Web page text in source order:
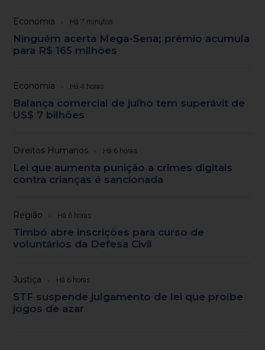
Economia Há 7 minutos
Ninguém acerta Mega-Sena; prêmio acumula
para R$ 165 milhões
Economia Há 4 horas
Balança comercial de julho tem superávit de
US$ 7 bilhões
Direitos Humanos Há 6 horas
Lei que aumenta punição a crimes digitais
contra crianças é sancionada
Região Há 6 horas
Timbó abre inscrições para curso de
voluntários da Defesa Civil
Justiça Há 6 horas
STF suspende julgamento de lei que proíbe
jogos de azar